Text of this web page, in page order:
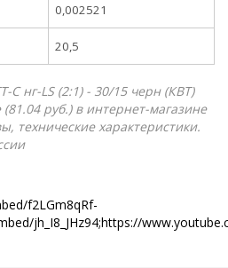
0,002521
20,5
С нг-LS (2:1) - 30/15 черн (КВТ)
руб.) в интернет-магазине
технические характеристики.
f2LGm8qRf-
jh_I8_JHz94;https://